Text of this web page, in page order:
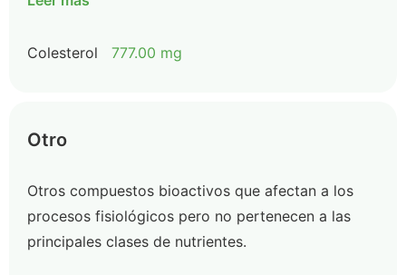
Colesterol 777.00 mg
Otro
Otros compuestos bioactivos que afectan a los
procesos fisiológicos pero no pertenecen a las
principales clases de nutrientes.